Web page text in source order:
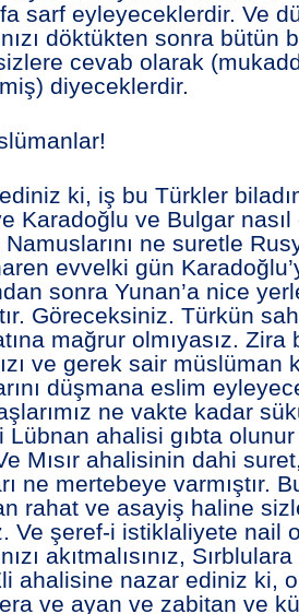
sarf eyleyeceklerdir. Ve
döktükten sonra bütün
cevab olarak
diyeceklerdir.
ki, iş bu Türkler
Karadoğlu ve Bulgar
ne suretle
evvelki gün
sonra Yunan’a nice
Göreceksiniz. Türkün
mağrur olmıyasız.
ve gerek sair müslüman
düşmana eslim
ne vakte kadar
Lübnan ahalisi gıbta
Mısır ahalisinin dahi
ne mertebeye varmıştır.
rahat ve asayiş haline
Ve şeref-i istiklaliyete nail
akıtmalısınız,
ahalisine nazar ediniz ki,
ve ayan ve zabitan ve